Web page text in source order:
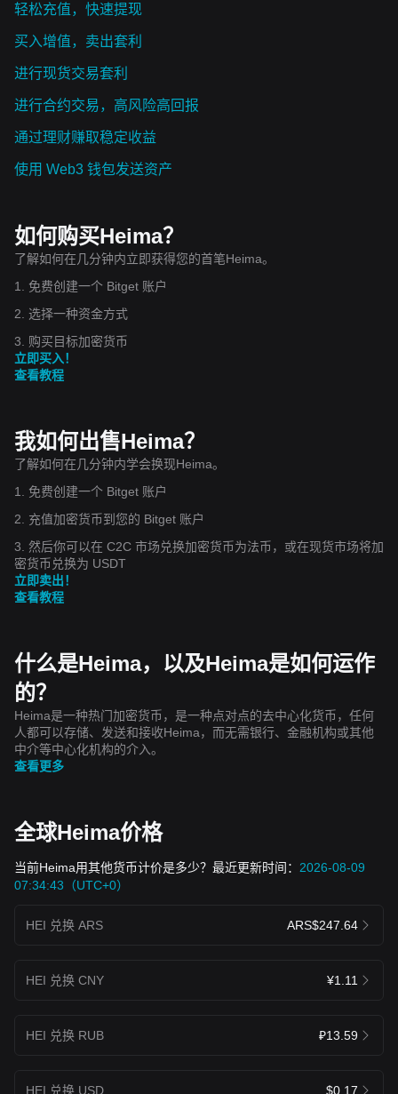
轻松充值，快速提现
买入增值，卖出套利
进行现货交易套利
进行合约交易，高风险高回报
通过理财赚取稳定收益
使用 Web3 钱包发送资产
如何购买Heima？
了解如何在几分钟内立即获得您的首笔Heima。
1. 免费创建一个 Bitget 账户
2. 选择一种资金方式
3. 购买目标加密货币
立即买入！
查看教程
我如何出售Heima？
了解如何在几分钟内学会换现Heima。
1. 免费创建一个 Bitget 账户
2. 充值加密货币到您的 Bitget 账户
3. 然后你可以在 C2C 市场兑换加密货币为法币，或在现货市场将加
密货币兑换为 USDT
立即卖出！
查看教程
什么是Heima，以及Heima是如何运作
的？
Heima是一种热门加密货币，是一种点对点的去中心化货币，任何
人都可以存储、发送和接收Heima，而无需银行、金融机构或其他
中介等中心化机构的介入。
查看更多
全球Heima价格
当前Heima用其他货币计价是多少？最近更新时间： 2026-08-09
07:34:43（UTC+0）
HEI 兑换 ARS ARS$247.64
HEI 兑换 CNY ¥1.11
HEI 兑换 RUB ₽13.59
HEI 兑换 USD $0.17